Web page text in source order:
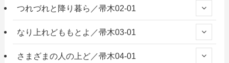
つれづれと降り暮ら／帚木02-01
なり上れどももとよ／帚木03-01
さまざまの人の上ど／帚木04-01